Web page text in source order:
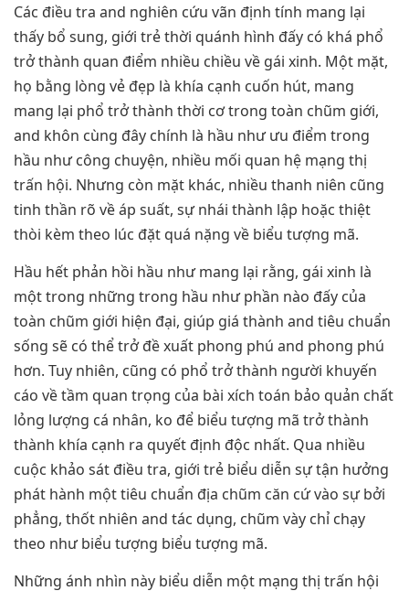
Các điều tra and nghiên cứu vãn định tính mang lại
thấy bổ sung, giới trẻ thời quánh hình đấy có khá phổ
trở thành quan điểm nhiều chiều về gái xinh. Một mặt,
họ bằng lòng vẻ đẹp là khía cạnh cuốn hút, mang
mang lại phổ trở thành thời cơ trong toàn chũm giới,
and khôn cùng đây chính là hầu như ưu điểm trong
hầu như công chuyện, nhiều mối quan hệ mạng thị
trấn hội. Nhưng còn mặt khác, nhiều thanh niên cũng
tinh thần rõ về áp suất, sự nhái thành lập hoặc thiệt
thòi kèm theo lúc đặt quá nặng về biểu tượng mã.
Hầu hết phản hồi hầu như mang lại rằng, gái xinh là
một trong những trong hầu như phần nào đấy của
toàn chũm giới hiện đại, giúp giá thành and tiêu chuẩn
sống sẽ có thể trở đề xuất phong phú and phong phú
hơn. Tuy nhiên, cũng có phổ trở thành người khuyến
cáo về tầm quan trọng của bài xích toán bảo quản chất
lỏng lượng cá nhân, ko để biểu tượng mã trở thành
thành khía cạnh ra quyết định độc nhất. Qua nhiều
cuộc khảo sát điều tra, giới trẻ biểu diễn sự tận hưởng
phát hành một tiêu chuẩn địa chũm căn cứ vào sự bởi
phẳng, thốt nhiên and tác dụng, chũm vày chỉ chạy
theo như biểu tượng biểu tượng mã.
Những ánh nhìn này biểu diễn một mạng thị trấn hội